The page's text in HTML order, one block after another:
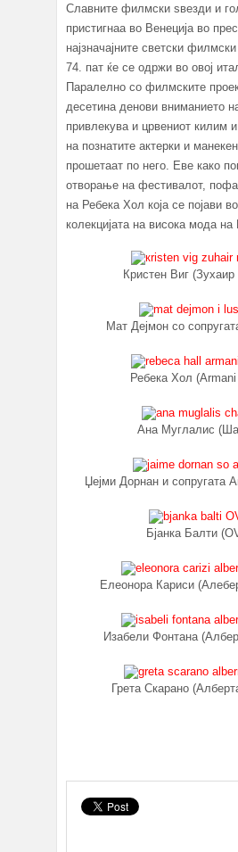
Славните филмски ѕвезди и
пристигнаа во Венеција во
најзначајните светски
74. пат ќе се одржи во овој
Паралелно со филмските
десетина денови вниманието
привлекува и црвениот килим
на познатите актерки и
прошетаат по него. Еве како
отворање на фестивалот,
на Ребека Хол која се појави
колекцијата на висока мода
Кристен Виг
Мат Дејмон со
Ребека Хол
Ана Муглалис
Џејми Дорнан и сопругата
Бјанка Балти
Елеонора Кариси
Изабели Фонтана
Грета Скарано